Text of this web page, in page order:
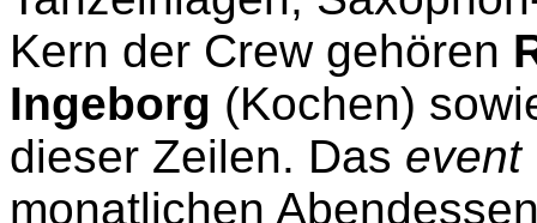
Kern der Crew gehören
Ingeborg (Kochen)
dieser Zeilen. Das event
monatlichen